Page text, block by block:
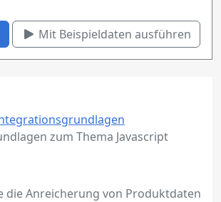
Mit Beispieldaten ausführen
zum Thema Javascript
die Anreicherung von Produktdaten